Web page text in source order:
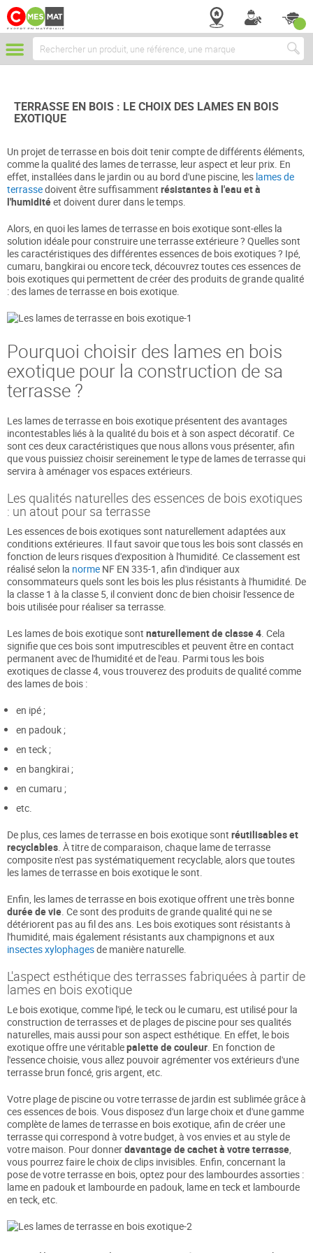
Chercher
TERRASSE EN BOIS : LE CHOIX DES LAMES EN BOIS
EXOTIQUE
Un projet de terrasse en bois doit tenir compte de différents éléments,
comme la qualité des lames de terrasse, leur aspect et leur prix. En
effet, installées dans le jardin ou au bord d'une piscine, les lames de
terrassedoivent être suffisamment résistantes à l'eau et à
l'humiditéet doivent durer dans le temps.
Alors, en quoi les lames de terrasse en bois exotique sont-elles la
solution idéale pour construire une terrasse extérieure ? Quelles sont
les caractéristiques des différentes essences de bois exotiques ? Ipé,
cumaru, bangkirai ou encore teck, découvrez toutes ces essences de
bois exotiques qui permettent de créer des produits de grande qualité
: des lames de terrasse en bois exotique.
Pourquoi choisir des lames en bois
exotique pour la construction de sa
terrasse ?
Les lames de terrasse en bois exotique présentent des avantages
incontestables liés à la qualité du bois et à son aspect décoratif. Ce
sont ces deux caractéristiques que nous allons vous présenter, afin
que vous puissiez choisir sereinement le type de lames de terrasse qui
servira à aménager vos espaces extérieurs.
Les qualités naturelles des essences de bois exotiques
: un atout pour sa terrasse
Les essences de bois exotiques sont naturellement adaptées aux
conditions extérieures. Il faut savoir que tous les bois sont classés en
fonction de leurs risques d'exposition à l'humidité. Ce classement est
réalisé selon la norme NF EN 335-1, afin d'indiquer aux
consommateurs quels sont les bois les plus résistants à l'humidité. De
la classe 1 à la classe 5, il convient donc de bien choisir l'essence de
bois utilisée pour réaliser sa terrasse.
Les lames de bois exotique sont naturellement de classe 4. Cela
signifie que ces bois sont imputrescibles et peuvent être en contact
permanent avec de l'humidité et de l'eau. Parmi tous les bois
exotiques de classe 4, vous trouverez des produits de qualité comme
des lames de bois :
en ipé ;
en padouk ;
en teck ;
en bangkirai ;
en cumaru ;
etc.
De plus, ces lames de terrasse en bois exotique sont réutilisables et
recyclables. À titre de comparaison, chaque lame de terrasse
composite n'est pas systématiquement recyclable, alors que toutes
les lames de terrasse en bois exotique le sont.
Enfin, les lames de terrasse en bois exotique offrent une très bonne
durée de vie. Ce sont des produits de grande qualité qui ne se
détériorent pas au fil des ans. Les bois exotiques sont résistants à
l'humidité, mais également résistants aux champignons et aux
insectes xylophagesde manière naturelle.
L'aspect esthétique des terrasses fabriquées à partir de
lames en bois exotique
Le bois exotique, comme l'ipé, le teck ou le cumaru, est utilisé pour la
construction de terrasses et de plages de piscine pour ses qualités
naturelles, mais aussi pour son aspect esthétique. En effet, le bois
exotique offre une véritablepalette de couleur. En fonction de
l'essence choisie, vous allez pouvoir agrémenter vos extérieurs d'une
terrasse brun foncé, gris argent, etc.
Votre plage de piscine ou votre terrasse de jardin est sublimée grâce à
ces essences de bois. Vous disposez d'un large choix et d'une gamme
complète de lames de terrasse en bois exotique, afin de créer une
terrasse qui correspond à votre budget, à vos envies et au style de
votre maison. Pour donnerdavantage de cachet à votre terrasse,
vous pourrez faire le choix de clips invisibles. Enfin, concernant la
pose de votre terrasse en bois, optez pour des lambourdes assorties :
lame en padouk et lambourde en padouk, lame en teck et lambourde
en teck, etc.